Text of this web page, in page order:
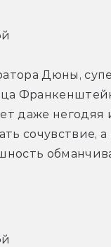
Дюны,
даже негодяя
сочувствие, а